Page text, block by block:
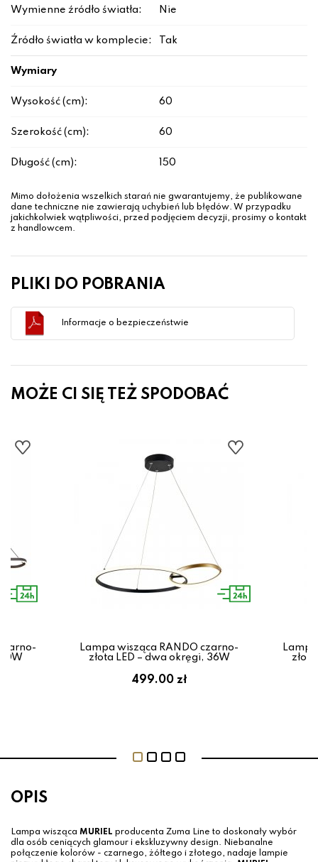
Wymienne źródło światła: Nie
Źródło światła w komplecie: Tak
Wymiary
Wysokość (cm): 60
Szerokość (cm): 60
Długość (cm): 150
Mimo dołożenia wszelkich starań nie gwarantujemy, że publikowane
dane techniczne nie zawierają uchybień lub błędów. W przypadku
jakichkolwiek wątpliwości, przed podjęciem decyzji, prosimy o kontakt
z handlowcem.
PLIKI DO POBRANIA
Informacje o bezpieczeństwie
MOŻE CI SIĘ TEŻ SPODOBAĆ
Lampa wisząca RANDO czarno-
złota LED – dwa okręgi, 36W
499.00 zł
OPIS
Lampa wisząca MURIEL producenta Zuma Line to doskonały wybór
dla osób ceniących glamour i ekskluzywny design. Niebanalne
połączenie kolorów - czarnego, żółtego i złotego, nadaje lampie